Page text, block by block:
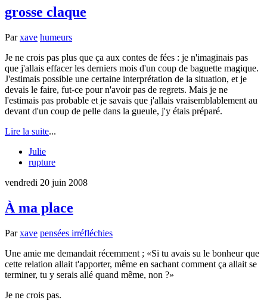
grosse claque
Parxave humeurs
Je ne crois pas plus que ça aux contes de fées : je n'imaginais pas
que j'allais effacer les derniers mois d'un coup de baguette magique.
J'estimais possible une certaine interprétation de la situation, et je
devais le faire, fut-ce pour n'avoir pas de regrets. Mais je ne
l'estimais pas probable et je savais que j'allais vraisemblablement au
devant d'un coup de pelle dans la gueule, j'y étais préparé.
Lire la suite...
Julie
rupture
vendredi 20 juin 2008
À ma place
Parxave pensées irréfléchies
Une amie me demandait récemment ;
Si tu avais su le bonheur que
cette relation allait t'apporter, même en sachant comment ça allait se
terminer, tu y serais allé quand même, non ?
Je ne crois pas.